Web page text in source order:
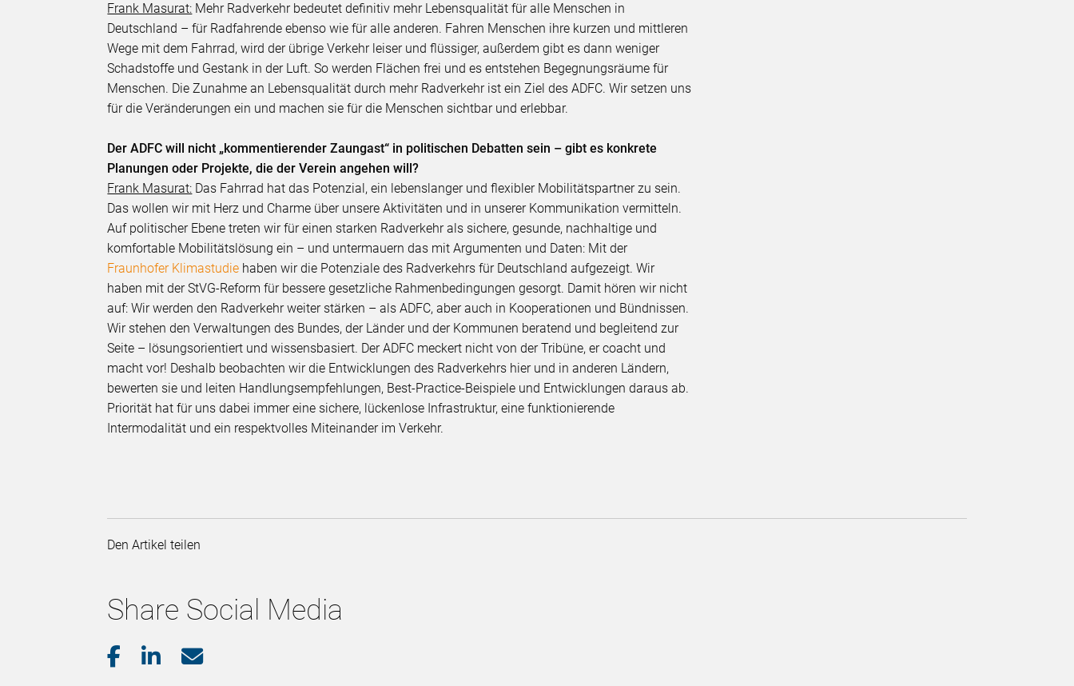
Frank Masurat: Mehr Radverkehr bedeutet definitiv mehr Lebensqualität für alle Menschen in
Deutschland – für Radfahrende ebenso wie für alle anderen. Fahren Menschen ihre kurzen und mittleren
Wege mit dem Fahrrad, wird der übrige Verkehr leiser und flüssiger, außerdem gibt es dann weniger
Schadstoffe und Gestank in der Luft. So werden Flächen frei und es entstehen Begegnungsräume für
Menschen. Die Zunahme an Lebensqualität durch mehr Radverkehr ist ein Ziel des ADFC. Wir setzen uns
für die Veränderungen ein und machen sie für die Menschen sichtbar und erlebbar.
Der ADFC will nicht „kommentierender Zaungast“ in politischen Debatten sein – gibt es konkrete
Planungen oder Projekte, die der Verein angehen will?
Frank Masurat: Das Fahrrad hat das Potenzial, ein lebenslanger und flexibler Mobilitätspartner zu sein.
Das wollen wir mit Herz und Charme über unsere Aktivitäten und in unserer Kommunikation vermitteln.
Auf politischer Ebene treten wir für einen starken Radverkehr als sichere, gesunde, nachhaltige und
komfortable Mobilitätslösung ein – und untermauern das mit Argumenten und Daten: Mit der
Fraunhofer Klimastudie haben wir die Potenziale des Radverkehrs für Deutschland aufgezeigt. Wir
haben mit der StVG-Reform für bessere gesetzliche Rahmenbedingungen gesorgt. Damit hören wir nicht
auf: Wir werden den Radverkehr weiter stärken – als ADFC, aber auch in Kooperationen und Bündnissen.
Wir stehen den Verwaltungen des Bundes, der Länder und der Kommunen beratend und begleitend zur
Seite – lösungsorientiert und wissensbasiert. Der ADFC meckert nicht von der Tribüne, er coacht und
macht vor! Deshalb beobachten wir die Entwicklungen des Radverkehrs hier und in anderen Ländern,
bewerten sie und leiten Handlungsempfehlungen, Best-Practice-Beispiele und Entwicklungen daraus ab.
Priorität hat für uns dabei immer eine sichere, lückenlose Infrastruktur, eine funktionierende
Intermodalität und ein respektvolles Miteinander im Verkehr.
Den Artikel teilen
Share Social Media